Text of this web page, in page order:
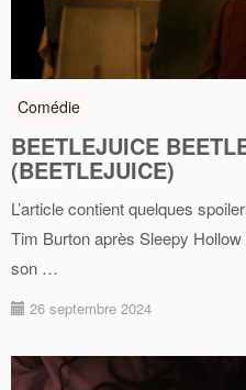
Comédie
BEETLEJUICE
(BEETLEJUICE)
L’article contient quelques
Tim Burton après Sleepy Hollow
son …
26 septembre 2024